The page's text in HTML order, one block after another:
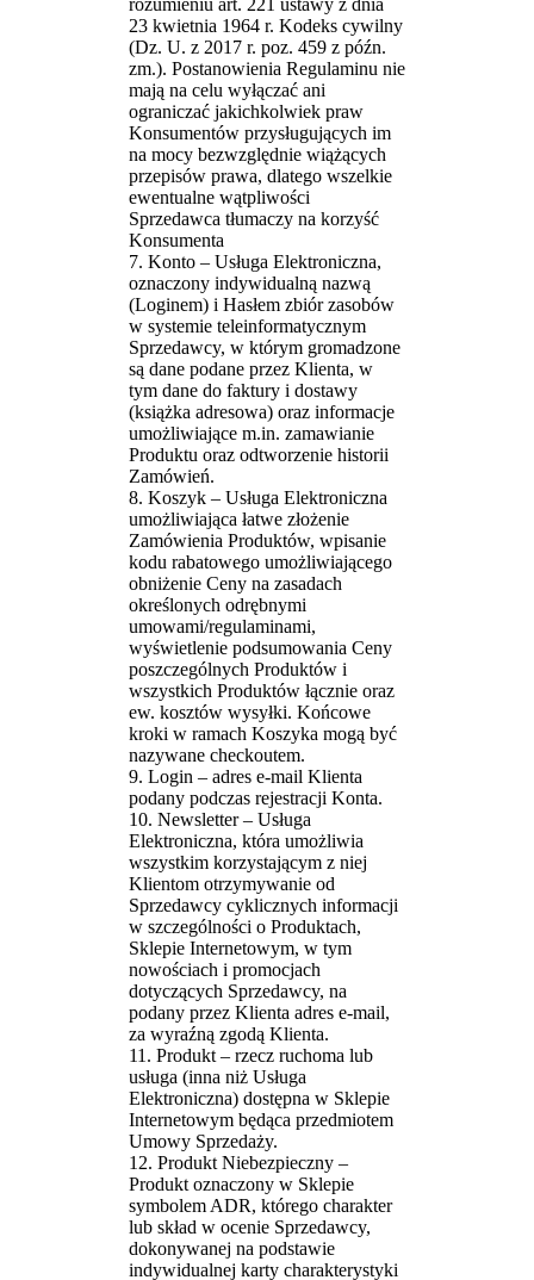
rozumieniu art. 221 ustawy z dnia
23 kwietnia 1964 r. Kodeks cywilny
(Dz. U. z 2017 r. poz. 459 z późn.
zm.). Postanowienia Regulaminu nie
mają na celu wyłączać ani
ograniczać jakichkolwiek praw
Konsumentów przysługujących im
na mocy bezwzględnie wiążących
przepisów prawa, dlatego wszelkie
ewentualne wątpliwości
Sprzedawca tłumaczy na korzyść
Konsumenta
7. Konto – Usługa Elektroniczna,
oznaczony indywidualną nazwą
(Loginem) i Hasłem zbiór zasobów
w systemie teleinformatycznym
Sprzedawcy, w którym gromadzone
są dane podane przez Klienta, w
tym dane do faktury i dostawy
(książka adresowa) oraz informacje
umożliwiające m.in. zamawianie
Produktu oraz odtworzenie historii
Zamówień.
8. Koszyk – Usługa Elektroniczna
umożliwiająca łatwe złożenie
Zamówienia Produktów, wpisanie
kodu rabatowego umożliwiającego
obniżenie Ceny na zasadach
określonych odrębnymi
umowami/regulaminami,
wyświetlenie podsumowania Ceny
poszczególnych Produktów i
wszystkich Produktów łącznie oraz
ew. kosztów wysyłki. Końcowe
kroki w ramach Koszyka mogą być
nazywane checkoutem.
9. Login – adres e-mail Klienta
podany podczas rejestracji Konta.
10. Newsletter – Usługa
Elektroniczna, która umożliwia
wszystkim korzystającym z niej
Klientom otrzymywanie od
Sprzedawcy cyklicznych informacji
w szczególności o Produktach,
Sklepie Internetowym, w tym
nowościach i promocjach
dotyczących Sprzedawcy, na
podany przez Klienta adres e-mail,
za wyraźną zgodą Klienta.
11. Produkt – rzecz ruchoma lub
usługa (inna niż Usługa
Elektroniczna) dostępna w Sklepie
Internetowym będąca przedmiotem
Umowy Sprzedaży.
12. Produkt Niebezpieczny –
Produkt oznaczony w Sklepie
symbolem ADR, którego charakter
lub skład w ocenie Sprzedawcy,
dokonywanej na podstawie
indywidualnej karty charakterystyki